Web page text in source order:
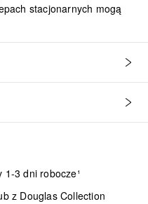
stacjonarnych mogą
3 dni robocze¹
z Douglas Collection